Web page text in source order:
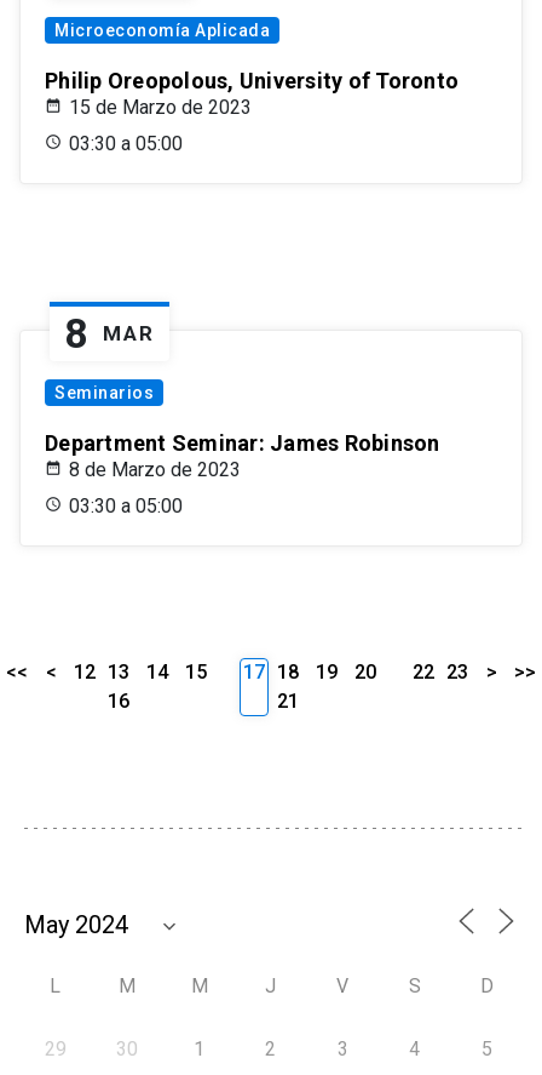
Microeconomía Aplicada
Philip Oreopolous, University of Toronto
15 de Marzo de 2023
03:30 a 05:00
8 MAR
Seminarios
Department Seminar: James Robinson
8 de Marzo de 2023
03:30 a 05:00
<< < 12 13 14
15
16
17 18 19
20
21
22 23 > >>
L M M J V S D
29 30 1 2 3 4 5